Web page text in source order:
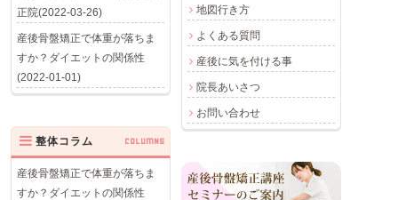
地図行き方
よくある質問
産後に気を付ける事
院長あいさつ
お問い合わせ
正院(2022-03-26)
産後骨盤矯正で体重が落ちま
すか？ダイエットの関係性
(2022-01-01)
整体コラム COLUMNS
産後骨盤矯正で体重が落ちま
すか？ダイエットの関係性